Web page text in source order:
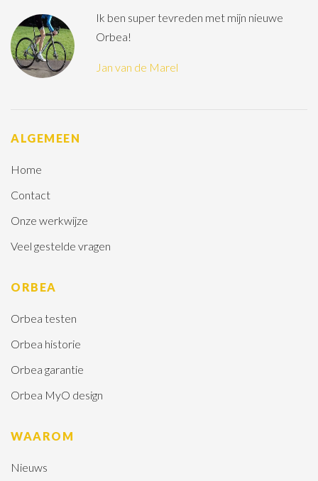
Ik ben super tevreden met mijn nieuwe
Orbea!
Jan van de Marel
ALGEMEEN
Home
Contact
Onze werkwijze
Veel gestelde vragen
ORBEA
Orbea testen
Orbea historie
Orbea garantie
Orbea MyO design
WAAROM
Nieuws